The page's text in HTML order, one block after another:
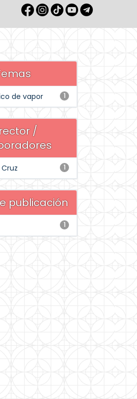
1
de vapor
/
1
publicación
1